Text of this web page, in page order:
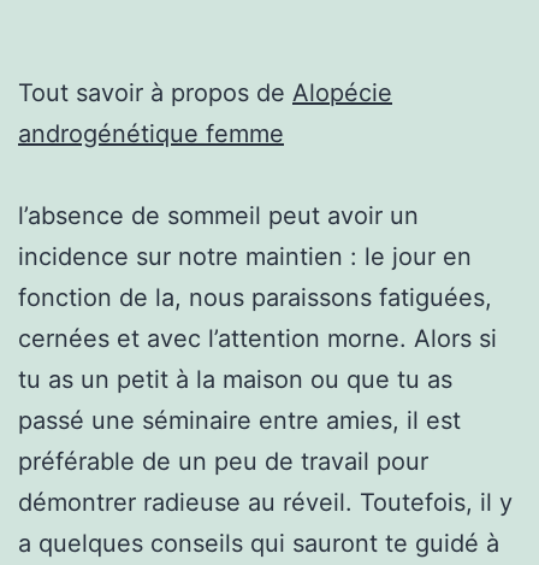
Tout savoir à propos de Alopécie
androgénétique femme
l’absence de sommeil peut avoir un
incidence sur notre maintien : le jour en
fonction de la, nous paraissons fatiguées,
cernées et avec l’attention morne. Alors si
tu as un petit à la maison ou que tu as
passé une séminaire entre amies, il est
préférable de un peu de travail pour
démontrer radieuse au réveil. Toutefois, il y
a quelques conseils qui sauront te guidé à